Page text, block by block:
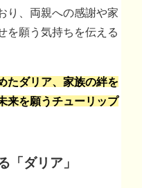
り、両親への感謝や家
を願う気持ちを伝える
たダリア、家族の絆を
来を願うチューリップ
「ダリア」